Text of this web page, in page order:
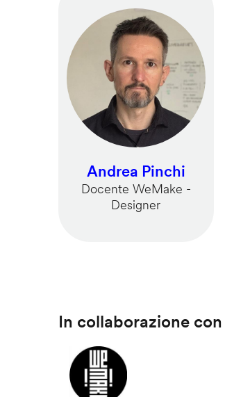
Andrea Pinchi
Docente WeMake -
Designer
In collaborazione con